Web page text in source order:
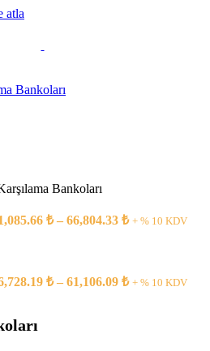
atla
Bankoları
₺ – 66,804.33 ₺ + % 10 KDV
₺ – 61,106.09 ₺ + % 10 KDV